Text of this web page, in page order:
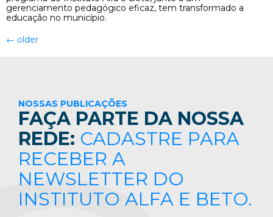
gerenciamento pedagógico eficaz, tem transformado a
educação no município.
← older
NOSSAS PUBLICAÇÕES
FAÇA PARTE DA NOSSA
REDE: CADASTRE PARA
RECEBER A
NEWSLETTER DO
INSTITUTO ALFA E BETO.